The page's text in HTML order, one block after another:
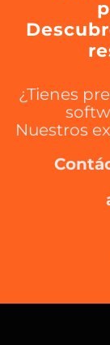
¿Tienes
Nuestros